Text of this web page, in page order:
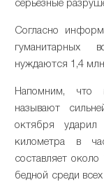
серьезные
Согласно
гуманитарных
нуждаются 1,4 млн
Напомним, что
называют
октября
километра в
составляет
бедной среди